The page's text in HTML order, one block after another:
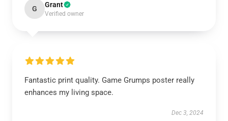
G Grant
Verified owner
Fantastic print quality. Game Grumps poster really
enhances my living space.
Dec 3, 2024